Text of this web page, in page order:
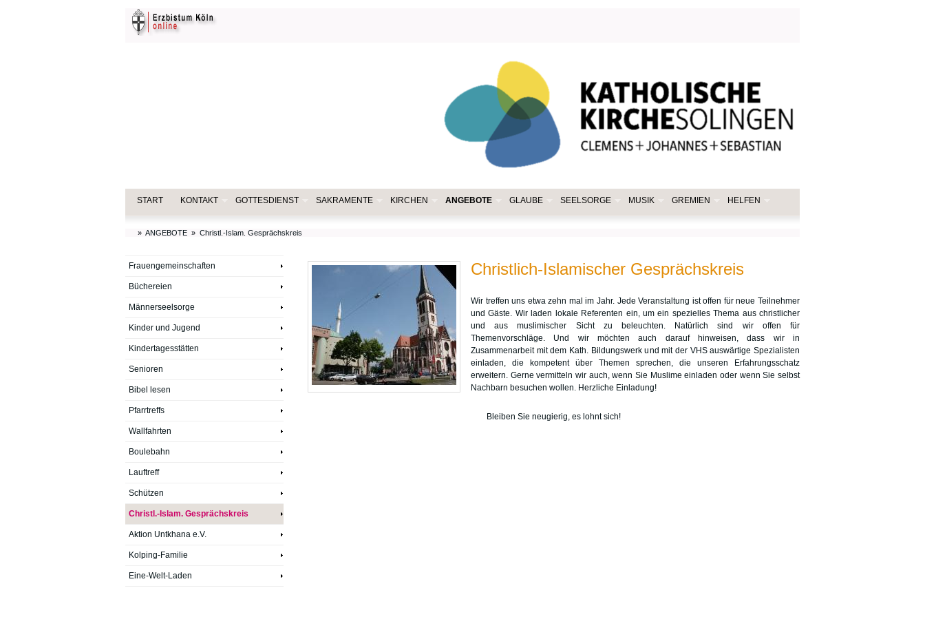
START KONTAKT GOTTESDIENST SAKRAMENTE KIRCHEN ANGEBOTE GLAUBE SEELSORGE MUSIK GREMIEN HELFEN
» ANGEBOTE » Christl.-Islam. Gesprächskreis
Frauengemeinschaften
Büchereien
Männerseelsorge
Kinder und Jugend
Kindertagesstätten
Senioren
Bibel lesen
Pfarrtreffs
Wallfahrten
Boulebahn
Lauftreff
Schützen
Christl.-Islam. Gesprächskreis
Aktion Untkhana e.V.
Kolping-Familie
Eine-Welt-Laden
Christlich-Islamischer Gesprächskreis
Wir treffen uns etwa zehn mal im Jahr. Jede Veranstaltung ist offen für neue Teilnehmer
und Gäste. Wir laden lokale Referenten ein, um ein spezielles Thema aus christlicher
und aus muslimischer Sicht zu beleuchten. Natürlich sind wir offen für
Themenvorschläge. Und wir möchten auch darauf hinweisen, dass wir in
Zusammenarbeit mit dem Kath. Bildungswerk und mit der VHS auswärtige Spezialisten
einladen, die kompetent über Themen sprechen, die unseren Erfahrungsschatz
erweitern. Gerne vermitteln wir auch, wenn Sie Muslime einladen oder wenn Sie selbst
Nachbarn besuchen wollen. Herzliche Einladung!
Bleiben Sie neugierig, es lohnt sich!